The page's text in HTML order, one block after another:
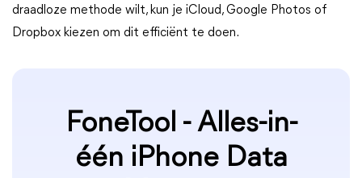
draadloze methode wilt, kun je iCloud, Google Photos of
Dropbox kiezen om dit efficiënt te doen.
FoneTool - Alles-in-
één iPhone Data